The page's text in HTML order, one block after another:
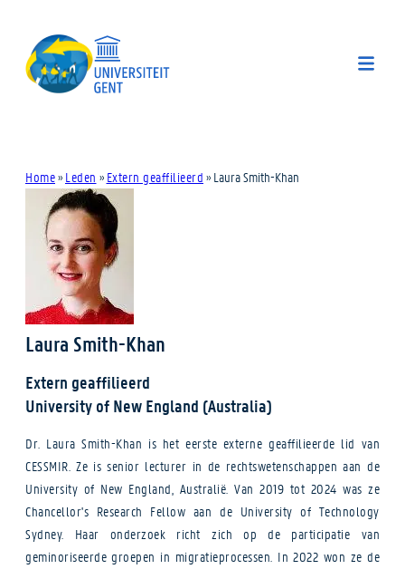
Home» Leden » Extern geaffilieerd » Laura Smith-Khan
Laura Smith-Khan
Extern geaffilieerd
University of New England (Australia)
Dr. Laura Smith-Khan is het eerste externe geaffilieerde lid van
CESSMIR. Ze is senior lecturer in de rechtswetenschappen aan de
University of New England, Australië. Van 2019 tot 2024 was ze
Chancellor's Research Fellow aan de University of Technology
Sydney. Haar onderzoek richt zich op de participatie van
geminoriseerde groepen in migratieprocessen. In 2022 won ze de